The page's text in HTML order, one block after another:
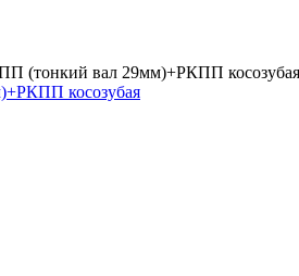
(тонкий вал 29мм)+РКПП